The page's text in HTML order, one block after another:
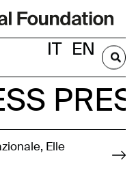
IT EN
Elle